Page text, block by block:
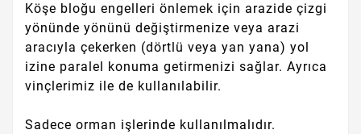
Köşe bloğu engelleri önlemek için arazide çizgi
yönünde yönünü değiştirmenize veya arazi
aracıyla çekerken (dörtlü veya yan yana) yol
izine paralel konuma getirmenizi sağlar. Ayrıca
vinçlerimiz ile de kullanılabilir.
Sadece orman işlerinde kullanılmalıdır.